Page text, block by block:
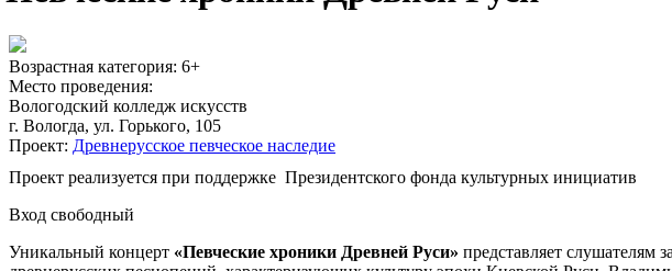
Возрастная категория: 6+
Место проведения:
Вологодский колледж искусств
г. Вологда, ул. Горького, 105
Проект: Древнерусское певческое наследие
Проект реализуется при поддержке Президентского фонда культурных инициатив
Вход свободный
Уникальный концерт «Певческие хроники Древней Руси» представляет слушателям